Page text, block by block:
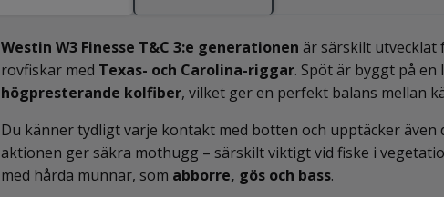
Westin W3 Finesse T&C 3:e generationen är särskilt
rovfiskar med Texas- och Carolina-riggar. Spöt är byggt på
högpresterande kolfiber, vilket ger en perfekt balans mellan
Du känner tydligt varje kontakt med botten och upptäcker
aktionen ger säkra mothugg – särskilt viktigt vid fiske i
med hårda munnar, som abborre, gös och bass.